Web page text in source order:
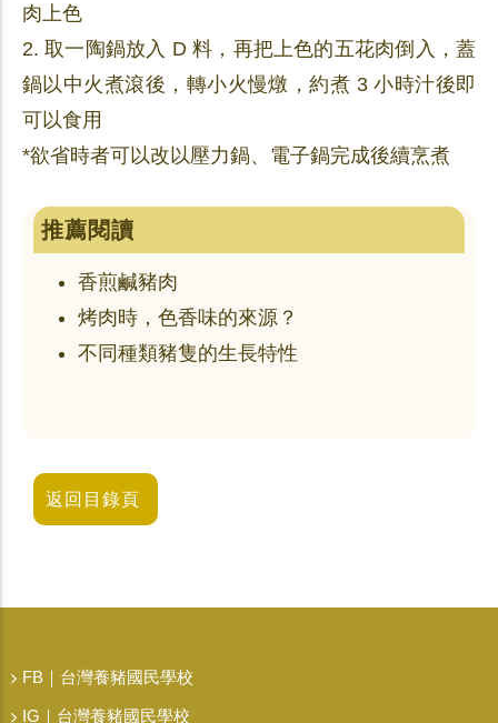
肉上色
2. 取一陶鍋放入 D 料，再把上色的五花肉倒入，蓋
鍋以中火煮滾後，轉小火慢燉，約煮 3 小時汁後即
可以食用
*欲省時者可以改以壓力鍋、電子鍋完成後續烹煮
推薦閱讀
香煎鹹豬肉
烤肉時，色香味的來源？
不同種類豬隻的生長特性
返回目錄頁
FB｜台灣養豬國民學校
IG｜台灣養豬國民學校